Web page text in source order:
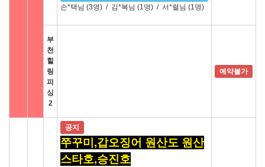
손*택님 (3명) / 김*복님 (1명) / 서*렬님 (1명)
부
천
힐
링
피
싱
2
예약불가
공지
쭈꾸미,갑오징어 원산도 원산
스타호,승진호